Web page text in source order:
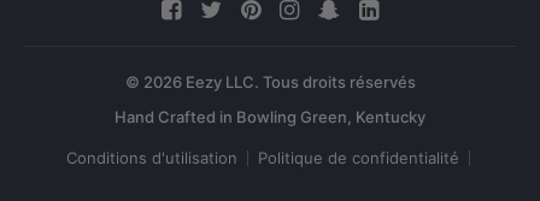
© 2026 Eezy LLC. Tous droits réservés
Conditions d'utilisation Politique de confidentialité